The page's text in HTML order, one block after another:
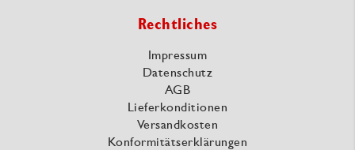
Rechtliches
Impressum
Datenschutz
AGB
Lieferkonditionen
Versandkosten
Konformitätserklärungen